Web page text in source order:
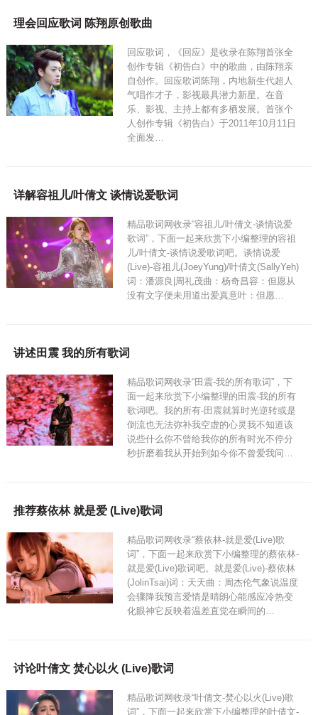
理会回应歌词 陈翔原创歌曲
回应歌词，《回应》是收录在陈翔首张全
创作专辑《初告白》中的歌曲，由陈翔亲
自创作。回应歌词陈翔，内地新生代超人
气唱作才子，影视最具潜力新星。在音
乐、影视、主持上都有多栖发展。首张个
人创作专辑《初告白》于2011年10月11日
全面发…
详解容祖儿/叶倩文 谈情说爱歌词
精品歌词网收录“容祖儿/叶倩文-谈情说爱
歌词”，下面一起来欣赏下小编整理的容祖
儿/叶倩文-谈情说爱歌词吧。谈情说爱
(Live)-容祖儿(JoeyYung)/叶倩文(SallyYeh)
词：潘源良|周礼茂曲：杨奇昌容：但愿从
没有文字便未用道出爱真意叶：但愿…
讲述田震 我的所有歌词
精品歌词网收录“田震-我的所有歌词”，下
面一起来欣赏下小编整理的田震-我的所有
歌词吧。我的所有-田震就算时光逆转或是
倒流也无法弥补我空虚的心灵我不知道该
说些什么你不曾给我你的所有时光不停分
秒折磨着我从开始到如今你不曾爱我问…
推荐蔡依林 就是爱 (Live)歌词
精品歌词网收录“蔡依林-就是爱(Live)歌
词”，下面一起来欣赏下小编整理的蔡依林-
就是爱(Live)歌词吧。就是爱(Live)-蔡依林
(JolinTsai)词：天天曲：周杰伦气象说温度
会骤降我预言爱情是晴朗心能感应冷热变
化眼神它反映着温差直觉在瞬间的…
讨论叶倩文 焚心以火 (Live)歌词
精品歌词网收录“叶倩文-焚心以火(Live)歌
词”，下面一起来欣赏下小编整理的叶倩文-